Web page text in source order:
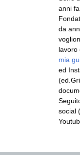
anni fa.
da
lavoro
mia
ed
social